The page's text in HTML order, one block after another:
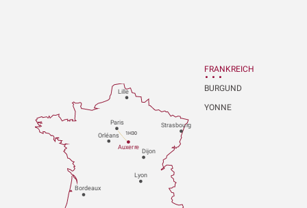
Paris
Dijon
Orléans
Bordeaux
Lyon
Auxerre
Strasbourg
Lille
1H30
FRANKREICH
BURGUND
YONNE